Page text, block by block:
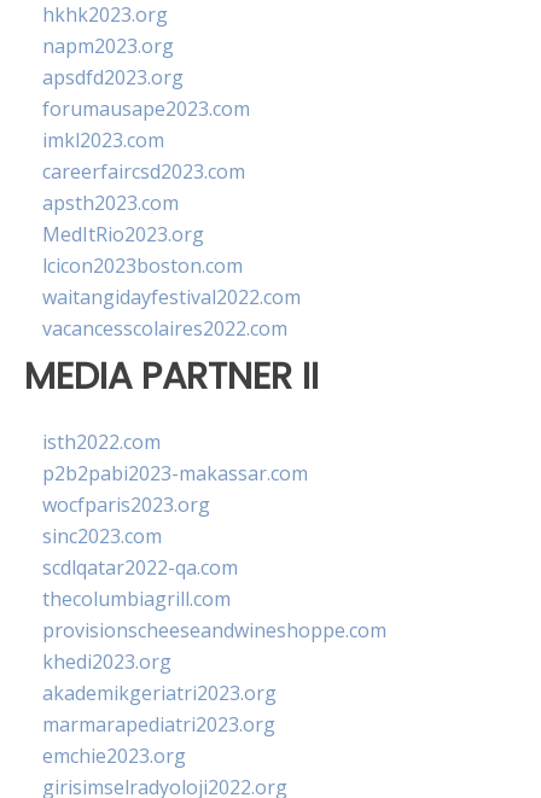
hkhk2023.org
napm2023.org
apsdfd2023.org
forumausape2023.com
imkl2023.com
careerfaircsd2023.com
apsth2023.com
MedItRio2023.org
lcicon2023boston.com
waitangidayfestival2022.com
vacancesscolaires2022.com
MEDIA PARTNER II
isth2022.com
p2b2pabi2023-makassar.com
wocfparis2023.org
sinc2023.com
scdlqatar2022-qa.com
thecolumbiagrill.com
provisionscheeseandwineshoppe.com
khedi2023.org
akademikgeriatri2023.org
marmarapediatri2023.org
emchie2023.org
girisimselradyoloji2022.org